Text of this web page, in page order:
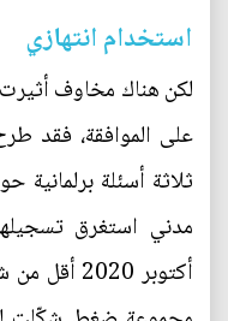
استخدام انتهازي
لكن هناك مخاوف
على الموافقة، فقد
ثلاثة أسئلة
مدني استغرق
أكتوبر